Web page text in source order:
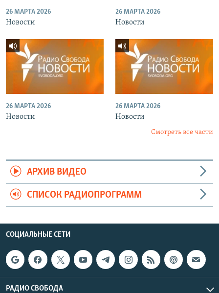
26 МАРТА 2026
Новости
26 МАРТА 2026
Новости
26 МАРТА 2026
Новости
26 МАРТА 2026
Новости
Смотреть все части
АРХИВ ВИДЕО
СПИСОК РАДИОПРОГРАММ
СОЦИАЛЬНЫЕ СЕТИ
РАДИО СВОБОДА